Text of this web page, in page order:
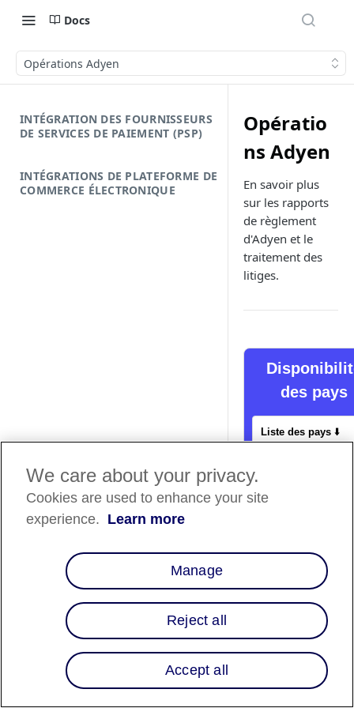
Docs
Opérations Adyen
INTÉGRATION DES FOURNISSEURS
DE SERVICES DE PAIEMENT (PSP)
INTÉGRATIONS DE PLATEFORME DE
COMMERCE ÉLECTRONIQUE
Opératio
ns Adyen
En savoir plus
sur les rapports
de règlement
d'Adyen et le
traitement des
litiges.
des pays
Liste des pays ⬇️
Rapports de
rapprochement des
transactions en
transactions de
remboursements et
litiges relatifs à
modes de
un rapport unique.
We care about your privacy.
Cookies are used to enhance your site
experience. Learn more
Manage
Reject all
Accept all